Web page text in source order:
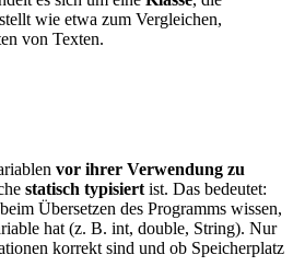
wie etwa zum Vergleichen,
von Texten.
vor ihrer Verwendung zu
statisch typisiert ist. Das bedeutet:
Übersetzen des Programms wissen,
hat (z. B. int, double, String). Nur
korrekt sind und ob Speicherplatz